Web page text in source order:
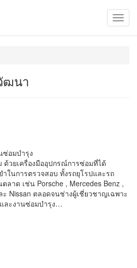
ฒนา
ซ่อมบำรุง
ด้วยเครื่องมืออุปกรณ์การซ่อมที่ได้
ในการตรวจสอบ ทั้งรถยุโรปและรถ
าด เช่น Porsche , Mercedes Benz ,
ะ Nissan ตลอดจนช่างผู้เชี่ยวชาญเฉพาะ
ละงานซ่อมบำรุง…